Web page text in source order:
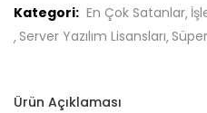
Kategori: En Çok Satanlar
Server Yazılım Lisansları
Ürün Açıklaması